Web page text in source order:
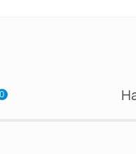
0